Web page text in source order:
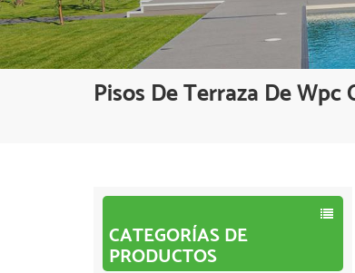
Pisos De Terraza De
CATEGORÍAS DE
PRODUCTOS